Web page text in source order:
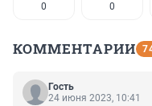
0 0
КОММЕНТАРИИ
Гость
24 июня 2023, 10:41